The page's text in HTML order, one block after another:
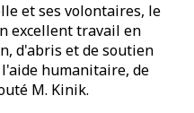
et ses volontaires, le
excellent travail en
d'abris et de soutien
humanitaire, de
M. Kinik.